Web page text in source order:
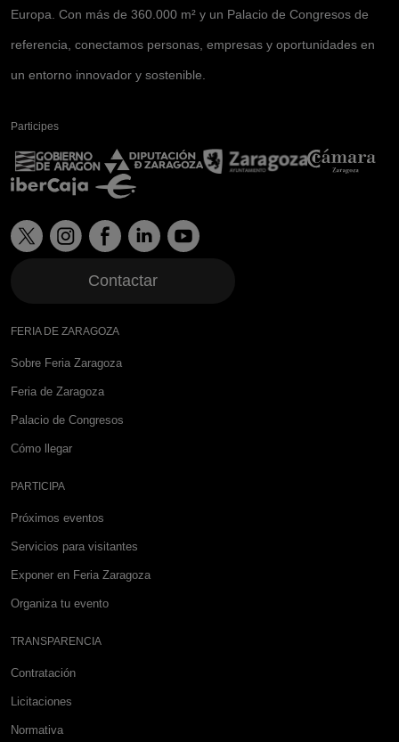
Europa. Con más de 360.000 m² y un Palacio de Congresos de
referencia, conectamos personas, empresas y oportunidades en
un entorno innovador y sostenible.
Participes
Contactar
FERIA DE ZARAGOZA
Sobre Feria Zaragoza
Feria de Zaragoza
Palacio de Congresos
Cómo llegar
PARTICIPA
Próximos eventos
Servicios para visitantes
Exponer en Feria Zaragoza
Organiza tu evento
TRANSPARENCIA
Contratación
Licitaciones
Normativa